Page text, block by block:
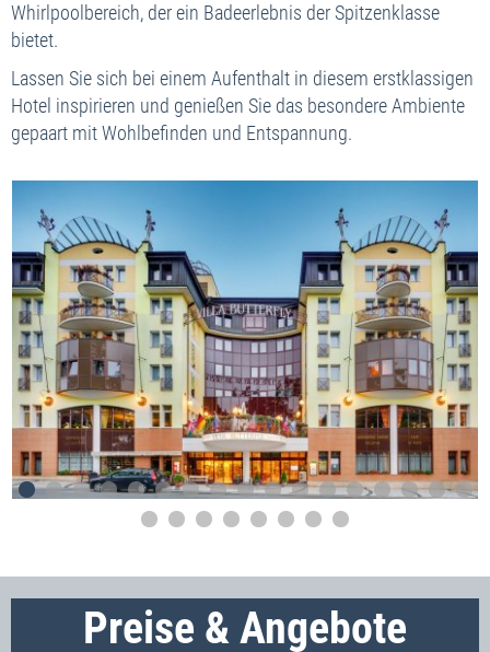
Whirlpoolbereich, der ein Badeerlebnis der Spitzenklasse
bietet.
Lassen Sie sich bei einem Aufenthalt in diesem erstklassigen
Hotel inspirieren und genießen Sie das besondere Ambiente
gepaart mit Wohlbefinden und Entspannung.
Preise & Angebote